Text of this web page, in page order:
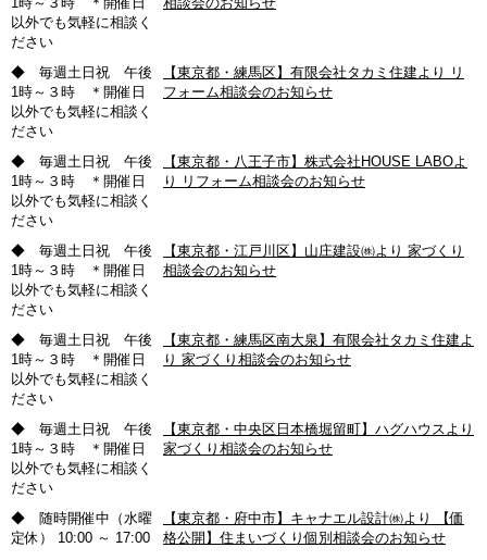
以外でも気軽に相談く
ださい
◆ 毎週土日祝 午後
1時～３時 ＊開催日
以外でも気軽に相談く
ださい
【東京都・練馬区】有限会社タカミ住建より リ
フォーム相談会のお知らせ
◆ 毎週土日祝 午後
1時～３時 ＊開催日
以外でも気軽に相談く
ださい
【東京都・八王子市】株式会社HOUSE LABOよ
り リフォーム相談会のお知らせ
◆ 毎週土日祝 午後
1時～３時 ＊開催日
以外でも気軽に相談く
ださい
【東京都・江戸川区】山庄建設㈱より 家づくり
相談会のお知らせ
◆ 毎週土日祝 午後
1時～３時 ＊開催日
以外でも気軽に相談く
ださい
【東京都・練馬区南大泉】有限会社タカミ住建よ
り 家づくり相談会のお知らせ
◆ 毎週土日祝 午後
1時～３時 ＊開催日
以外でも気軽に相談く
ださい
【東京都・中央区日本橋堀留町】ハグハウスより
家づくり相談会のお知らせ
◆ 随時開催中（水曜
定休） 10:00 ～ 17:00
【東京都・府中市】キャナエル設計㈱より 【価
格公開】住まいづくり個別相談会のお知らせ